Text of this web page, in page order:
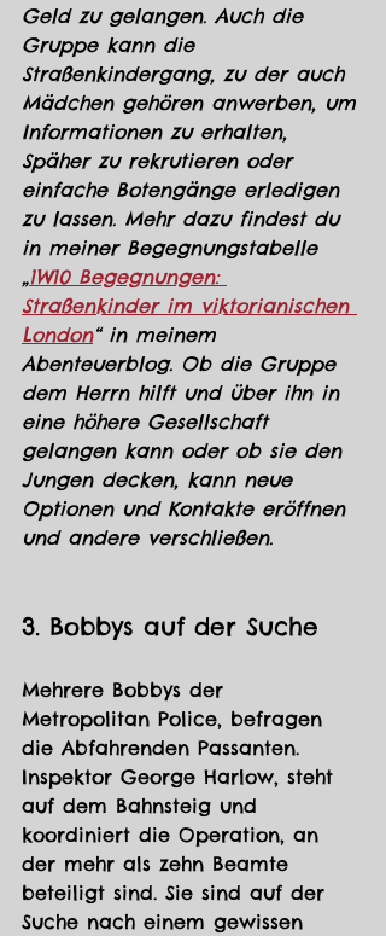
Geld zu gelangen. Auch die
Gruppe kann die
Straßenkindergang, zu der auch
Mädchen gehören anwerben, um
Informationen zu erhalten,
Späher zu rekrutieren oder
einfache Botengänge erledigen
zu lassen. Mehr dazu findest du
in meiner Begegnungstabelle
„1W10 Begegnungen:
Straßenkinder im viktorianischen
London“ in meinem
Abenteuerblog. Ob die Gruppe
dem Herrn hilft und über ihn in
eine höhere Gesellschaft
gelangen kann oder ob sie den
Jungen decken, kann neue
Optionen und Kontakte eröffnen
und andere verschließen.
3. Bobbys auf der Suche
Mehrere Bobbys der
Metropolitan Police, befragen
die Abfahrenden Passanten.
Inspektor George Harlow, steht
auf dem Bahnsteig und
koordiniert die Operation, an
der mehr als zehn Beamte
beteiligt sind. Sie sind auf der
Suche nach einem gewissen